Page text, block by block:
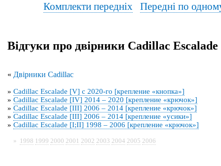
Комплекти передніх Передні по
Відгуки про двірники Cadillac Escalade
« Двірники Cadillac
» Cadillac Escalade [V] с 2020-го [крепление «кнопка»]
» Cadillac Escalade [IV] 2014 – 2020 [крепление «крючок»]
» Cadillac Escalade [III] 2006 – 2014 [крепление «крючок»]
» Cadillac Escalade [III] 2006 – 2014 [крепление «усики»]
» Cadillac Escalade [I;II] 1998 – 2006 [крепление «крючок»]
» 1998 1999 2000 2001 2002 2003 2004 2005 2006